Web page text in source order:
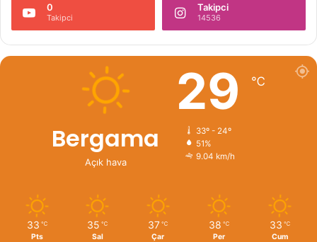
0
Takipci
Takipci
14536
Bergama
Açık hava
29 ℃
33º - 24º
51%
9.04 km/h
33 ℃
Pts
35 ℃
Sal
37 ℃
Çar
38 ℃
Per
33 ℃
Cum